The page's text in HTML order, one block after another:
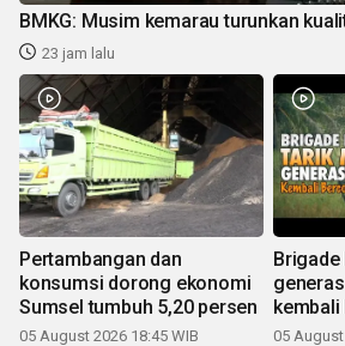
BMKG: Musim kemarau turunkan
23 jam lalu
Pertambangan dan
konsumsi dorong ekonomi
Sumsel tumbuh 5,20 persen
05 August 2026 18:45 WIB
Brigade
05